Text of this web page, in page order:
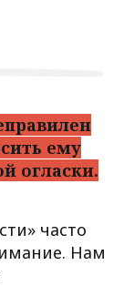
ему
огласки.
часто
Нам